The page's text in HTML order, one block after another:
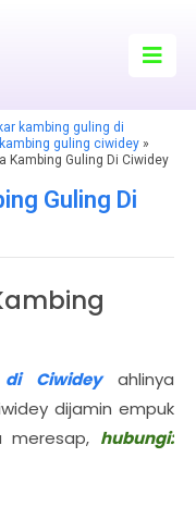
kambing guling di
kambing guling ciwidey »
Kambing Guling Di Ciwidey
Guling Di
Ciwideyahlinya
dijamin empuk
hubungi: